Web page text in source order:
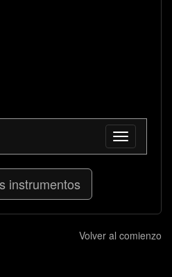
Toggle
navigation
instrumentos
Volver al comienzo